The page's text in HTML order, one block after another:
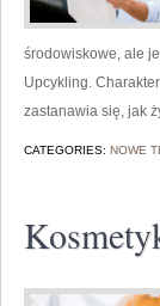
środowiskowe, ale
Upcykling.
zastanawia się, jak
CATEGORIES: NOWE